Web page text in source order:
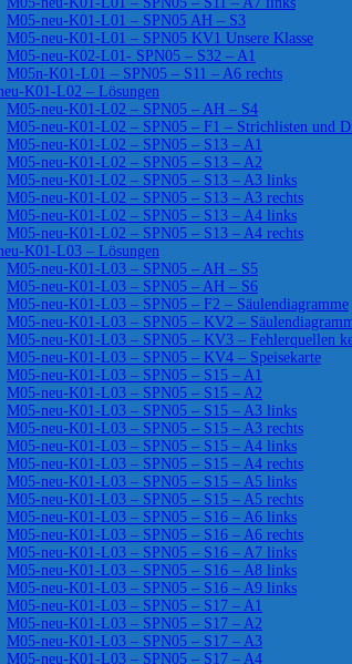
M05-neu-K01-L01 – SPN05 AH – S3
M05-neu-K01-L01 – SPN05 KV1 Unsere Klasse
M05-neu-K02-L01- SPN05 – S32 – A1
M05n-K01-L01 – SPN05 – S11 – A6 rechts
K01-L02 – Lösungen
M05-neu-K01-L02 – SPN05 – AH – S4
M05-neu-K01-L02 – SPN05 – F1 – Strichlisten und
M05-neu-K01-L02 – SPN05 – S13 – A1
M05-neu-K01-L02 – SPN05 – S13 – A2
M05-neu-K01-L02 – SPN05 – S13 – A3 links
M05-neu-K01-L02 – SPN05 – S13 – A3 rechts
M05-neu-K01-L02 – SPN05 – S13 – A4 links
M05-neu-K01-L02 – SPN05 – S13 – A4 rechts
K01-L03 – Lösungen
M05-neu-K01-L03 – SPN05 – AH – S5
M05-neu-K01-L03 – SPN05 – AH – S6
M05-neu-K01-L03 – SPN05 – F2 – Säulendiagramme
M05-neu-K01-L03 – SPN05 – KV2 –
M05-neu-K01-L03 – SPN05 – KV3 – Fehlerquellen
M05-neu-K01-L03 – SPN05 – KV4 – Speisekarte
M05-neu-K01-L03 – SPN05 – S15 – A1
M05-neu-K01-L03 – SPN05 – S15 – A2
M05-neu-K01-L03 – SPN05 – S15 – A3 links
M05-neu-K01-L03 – SPN05 – S15 – A3 rechts
M05-neu-K01-L03 – SPN05 – S15 – A4 links
M05-neu-K01-L03 – SPN05 – S15 – A4 rechts
M05-neu-K01-L03 – SPN05 – S15 – A5 links
M05-neu-K01-L03 – SPN05 – S15 – A5 rechts
M05-neu-K01-L03 – SPN05 – S16 – A6 links
M05-neu-K01-L03 – SPN05 – S16 – A6 rechts
M05-neu-K01-L03 – SPN05 – S16 – A7 links
M05-neu-K01-L03 – SPN05 – S16 – A8 links
M05-neu-K01-L03 – SPN05 – S16 – A9 links
M05-neu-K01-L03 – SPN05 – S17 – A1
M05-neu-K01-L03 – SPN05 – S17 – A2
M05-neu-K01-L03 – SPN05 – S17 – A3
M05-neu-K01-L03 – SPN05 – S17 – A4